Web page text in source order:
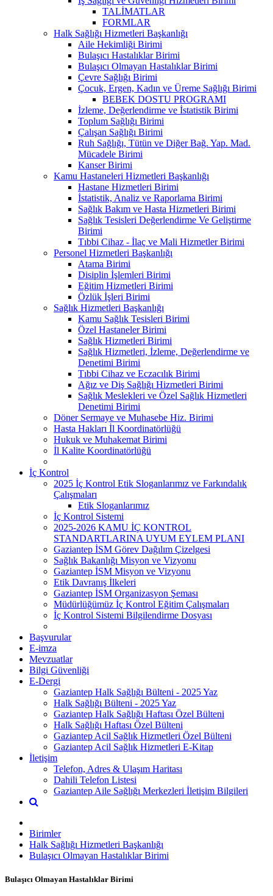
TALİMATLAR
FORMLAR
Halk Sağlığı Hizmetleri Başkanlığı
Aile Hekimliği Birimi
Bulaşıcı Hastalıklar Birimi
Bulaşıcı Olmayan Hastalıklar Birimi
Çevre Sağlığı Birimi
Çocuk, Ergen, Kadın ve Üreme Sağlığı Birimi
BEBEK DOSTU PROGRAMI
İzleme, Değerlendirme ve İstatistik Birimi
Toplum Sağlığı Birimi
Çalışan Sağlığı Birimi
Ruh Sağlığı, Tütün ve Diğer Bağ. Yap. Mad.
Mücadele Birimi
Kanser Birimi
Kamu Hastaneleri Hizmetleri Başkanlığı
Hastane Hizmetleri Birimi
İstatistik, Analiz ve Raporlama Birimi
Sağlık Bakım ve Hasta Hizmetleri Birimi
Sağlık Tesisleri Değerlendirme Ve Geliştirme
Birimi
Tıbbi Cihaz - İlaç ve Mali Hizmetler Birimi
Personel Hizmetleri Başkanlığı
Atama Birimi
Disiplin İşlemleri Birimi
Eğitim Hizmetleri Birimi
Özlük İşleri Birimi
Sağlık Hizmetleri Başkanlığı
Kamu Sağlık Tesisleri Birimi
Özel Hastaneler Birimi
Sağlık Hizmetleri Birimi
Sağlık Hizmetleri, İzleme, Değerlendirme ve
Denetimi Birimi
Tıbbi Cihaz ve Eczacılık Birimi
Ağız ve Diş Sağlığı Hizmetleri Birimi
Sağlık Meslekleri ve Özel Sağlık Hizmetleri
Denetimi Birimi
Döner Sermaye ve Muhasebe Hiz. Birimi
Hasta Hakları İl Koordinatörlüğü
Hukuk ve Muhakemat Birimi
İl Kalite Koordinatörlüğü
İç Kontrol
2025 İç Kontrol Etik Sloganlarımız ve Farkındalık
Çalışmaları
Etik Sloganlarımız
İç Kontrol Sistemi
2025-2026 KAMU İÇ KONTROL
STANDARTLARINA UYUM EYLEM PLANI
Gaziantep İSM Görev Dağılım Çizelgesi
Sağlık Bakanlığı Misyon ve Vizyonu
Gaziantep İSM Misyon ve Vizyonu
Etik Davranış İlkeleri
Gaziantep İSM Organizasyon Şeması
Müdürlüğümüz İç Kontrol Eğitim Çalışmaları
İç Kontrol Sistemi Bilgilendirme Dosyası
Başvurular
E-imza
Mevzuatlar
Bilgi Güvenliği
E-Dergi
Gaziantep Halk Sağlığı Bülteni - 2025 Yaz
Halk Sağlığı Bülteni - 2025 Yaz
Gaziantep Halk Sağlığı Haftası Özel Bülteni
Halk Sağlığı Haftası Özel Bülteni
Gaziantep Acil Sağlık Hizmetleri Özel Bülteni
Gaziantep Acil Sağlık Hizmetleri E-Kitap
İletişim
Telefon, Adres & Ulaşım Haritası
Dahili Telefon Listesi
Gaziantep Aile Sağlığı Merkezleri İletişim Bilgileri
Birimler
Halk Sağlığı Hizmetleri Başkanlığı
Bulaşıcı Olmayan Hastalıklar Birimi
Bulaşıcı Olmayan Hastalıklar Birimi